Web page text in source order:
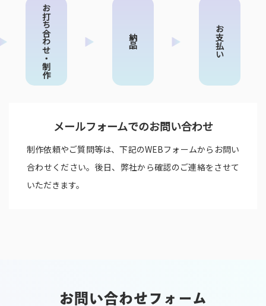
お打ち合わせ・
制作
納品 お支払い
メールフォームでのお問い合わせ
制作依頼やご質問等は、下記のWEBフォームからお問い
合わせください。後日、弊社から確認のご連絡をさせて
いただきます。
お問い合わせフォーム